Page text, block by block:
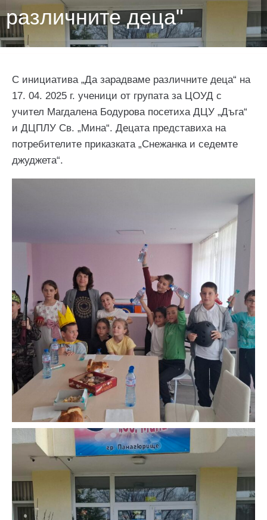
различните деца"
С инициатива „Да зарадваме различните деца“ на
17. 04. 2025 г. ученици от групата за ЦОУД с
учител Магдалена Бодурова посетиха ДЦУ „Дъга“
и ДЦПЛУ Св. „Мина“. Децата представиха на
потребителите приказката „Снежанка и седемте
джуджета“.